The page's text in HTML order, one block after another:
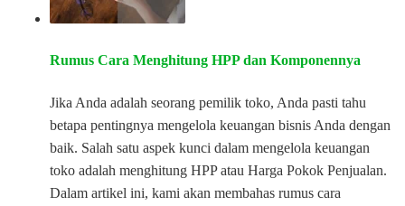
Rumus Cara Menghitung HPP dan Komponennya
Jika Anda adalah seorang pemilik toko, Anda pasti tahu
betapa pentingnya mengelola keuangan bisnis Anda dengan
baik. Salah satu aspek kunci dalam mengelola keuangan
toko adalah menghitung HPP atau Harga Pokok Penjualan.
Dalam artikel ini, kami akan membahas rumus cara